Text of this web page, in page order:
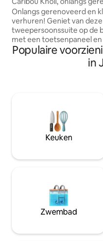
Jasper Getaway!
Onlangs gerenoveerd en
verhuren! Geniet van deze
tweepersoonssuite op de
met een toetsenpaneel
ingang voor zelf inchecken en
gloednieuw Fairmont
voor een goede nachtrust. Geniet van
broodrooster, magnetron,
koelkast en een google
shows op de televisie te casten.
in een rustige buurt in
Populaire
in
Keuken
Zwembad